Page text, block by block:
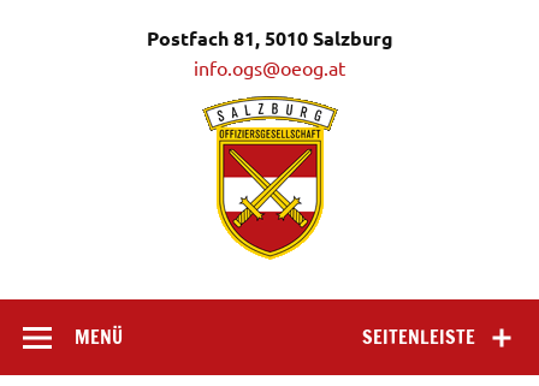
Postfach 81, 5010 Salzburg
info.ogs@oeog.at
SEITENLEISTE
MENÜ